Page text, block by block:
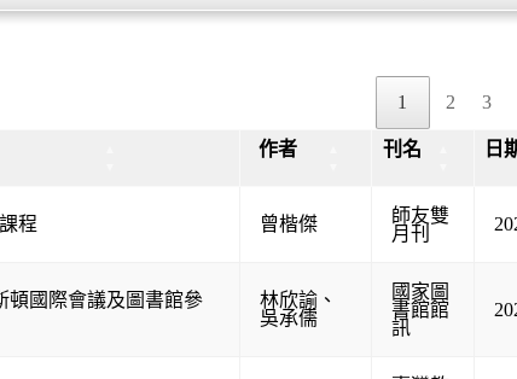
1 2 3
作者 刊名 日
程 曾楷傑
師友雙
月刊
頓國際會議及圖書館參
林欣諭 、
吳承儒
國家圖
書館館
訊